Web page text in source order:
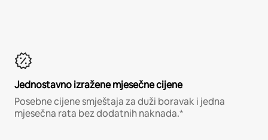
Jednostavno izražene mjesečne cijene
Posebne cijene smještaja za duži boravak i jedna
mjesečna rata bez dodatnih naknada.*